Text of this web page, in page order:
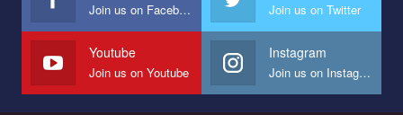
Мы просим вас поддержать нас и помочь нам реализовать
наш план по борьбе с насилием и дискриминацией на почве
СОГИ в Украине.
Все, что вам нужно сделать - это зайти на наш канал YouTube
Join us on Facebook Join us on Twitter
Youtube
Join us on Youtube
Instagram
Join us on Instagram